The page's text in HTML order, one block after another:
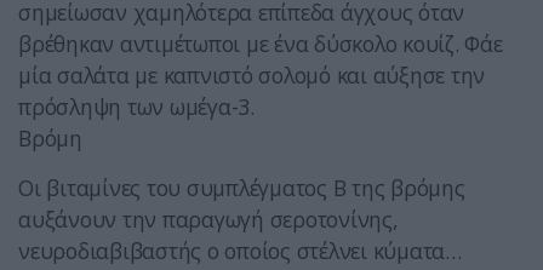
σημείωσαν χαμηλότερα επίπεδα άγχους όταν
βρέθηκαν αντιμέτωποι με ένα δύσκολο κουίζ. Φάε
μία σαλάτα με καπνιστό σολομό και αύξησε την
πρόσληψη των ωμέγα-3.
Βρόμη
Οι βιταμίνες του συμπλέγματος Β της βρόμης
αυξάνουν την παραγωγή σεροτονίνης,
νευροδιαβιβαστής ο οποίος στέλνει κύματα…